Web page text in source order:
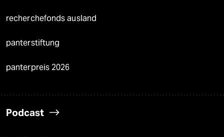
recherchefonds ausland
panterstiftung
panterpreis 2026
Podcast